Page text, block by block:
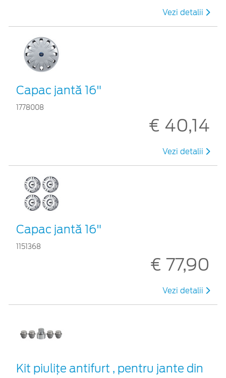
Vezi detalii
Capac jantă 16"
1778008
€ 40,14
Vezi detalii
Capac jantă 16"
1151368
€ 77,90
Vezi detalii
Kit piuliţe antifurt , pentru jante din